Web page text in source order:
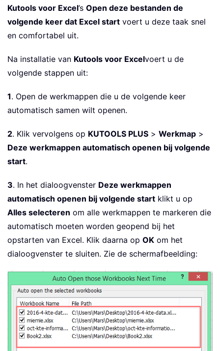
Kutools voor Excel’s Open deze bestanden de
volgende keer dat Excel start voert u deze taak snel
en comfortabel uit.
Na installatie van Kutools voor Excelvoert u de
volgende stappen uit:
1. Open de werkmappen die u de volgende keer
automatisch samen wilt openen.
2. Klik vervolgens op KUTOOLS PLUS > Werkmap >
Deze werkmappen automatisch openen bij volgende
start.
3. In het dialoogvenster Deze werkmappen
automatisch openen bij volgende start klikt u op
Alles selecteren om alle werkmappen te markeren die
automatisch moeten worden geopend bij het
opstarten van Excel. Klik daarna op OK om het
dialoogvenster te sluiten. Zie de schermafbeelding: